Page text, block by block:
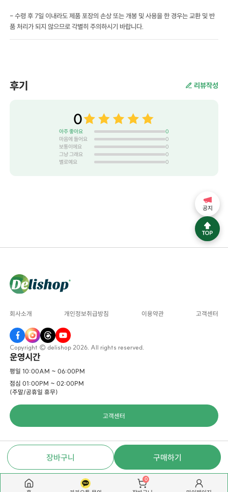
장바구니 구매하기
- 수령 후 7일 이내라도 제품 포장의 손상 또는 개봉 및 사용을 한 경우는 교환 및 반
품 처리가 되지 않으므로 각별히 주의하시기 바랍니다.
후기 리뷰작성
0
아주 좋아요
0
마음에 들어요
0
보통이에요
0
그냥 그래요
0
별로예요
0
회사소개 개인정보취급방침 이용약관 고객센터
Copyright © delishop 2026. All rights reserved.
운영시간
평일 10:00AM ~ 06:00PM
점심 01:00PM ~ 02:00PM
(주말/공휴일 휴무)
고객센터
공지
0